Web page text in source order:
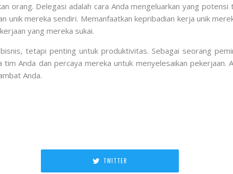
orang. Delegasi adalah cara Anda mengeluarkan yang
unik mereka sendiri. Memanfaatkan kepribadian kerja unik
yang mereka sukai.
tetapi penting untuk produktivitas. Sebagai seorang
Anda dan percaya mereka untuk menyelesaikan pekerjaan.
Anda.
TWITTER